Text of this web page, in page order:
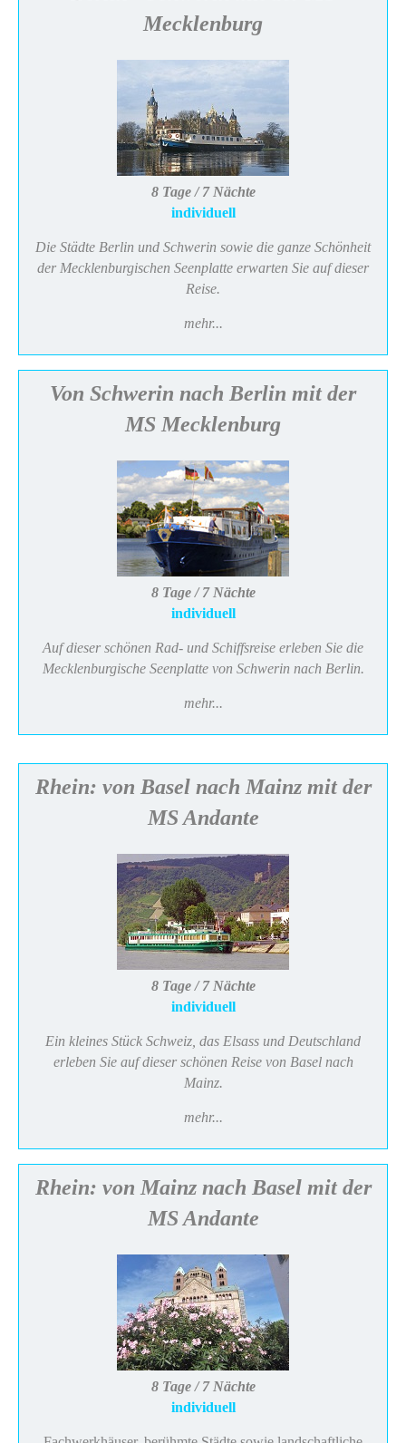
Mecklenburg
8 Tage / 7 Nächte
individuell
Die Städte Berlin und Schwerin sowie die ganze Schönheit
der Mecklenburgischen Seenplatte erwarten Sie auf dieser
Reise.
mehr...
Von Schwerin nach Berlin mit der
MS Mecklenburg
8 Tage / 7 Nächte
individuell
Auf dieser schönen Rad- und Schiffsreise erleben Sie die
Mecklenburgische Seenplatte von Schwerin nach Berlin.
mehr...
Rhein: von Basel nach Mainz mit der
MS Andante
8 Tage / 7 Nächte
individuell
Ein kleines Stück Schweiz, das Elsass und Deutschland
erleben Sie auf dieser schönen Reise von Basel nach
Mainz.
mehr...
Rhein: von Mainz nach Basel mit der
MS Andante
8 Tage / 7 Nächte
individuell